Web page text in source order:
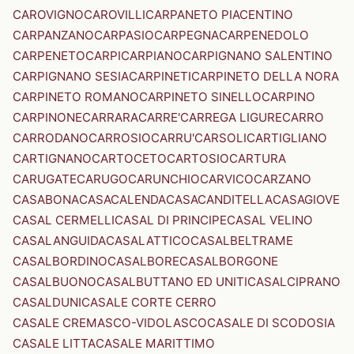
CAROVIGNOCAROVILLICARPANETO PIACENTINO
CARPANZANOCARPASIOCARPEGNACARPENEDOLO
CARPENETOCARPICARPIANOCARPIGNANO SALENTINO
CARPIGNANO SESIACARPINETICARPINETO DELLA NORA
CARPINETO ROMANOCARPINETO SINELLOCARPINO
CARPINONECARRARACARRE'CARREGA LIGURECARRO
CARRODANOCARROSIOCARRU'CARSOLICARTIGLIANO
CARTIGNANOCARTOCETOCARTOSIOCARTURA
CARUGATECARUGOCARUNCHIOCARVICOCARZANO
CASABONACASACALENDACASACANDITELLACASAGIOVE
CASAL CERMELLICASAL DI PRINCIPECASAL VELINO
CASALANGUIDACASALATTICOCASALBELTRAME
CASALBORDINOCASALBORECASALBORGONE
CASALBUONOCASALBUTTANO ED UNITICASALCIPRANO
CASALDUNICASALE CORTE CERRO
CASALE CREMASCO-VIDOLASCOCASALE DI SCODOSIA
CASALE LITTACASALE MARITTIMO